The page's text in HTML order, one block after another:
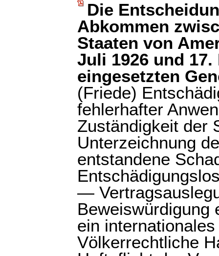
Die
Abkommen
Staaten von
Juli 1926 und 17.
eingesetzten
(Friede)
fehlerhafter
Zuständigkeit der
Unterzeichnung
entstandene
—
Beweiswürdigung
ein
Völkerrechtliche